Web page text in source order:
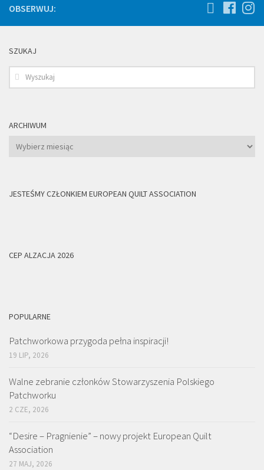
OBSERWUJ:
SZUKAJ
ARCHIWUM
Archiwum
JESTEŚMY CZŁONKIEM EUROPEAN QUILT ASSOCIATION
CEP ALZACJA 2026
POPULARNE
Patchworkowa przygoda pełna inspiracji!
19 LIP, 2026
Walne zebranie członków Stowarzyszenia Polskiego
Patchworku
2 CZE, 2026
“Desire – Pragnienie” – nowy projekt European Quilt
Association
27 MAJ, 2026